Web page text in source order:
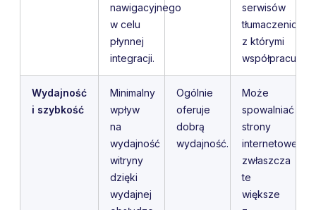
nawigacyjnego
w celu
płynnej
integracji.
serwisów
z którymi
współpracuje.
Wydajność
i szybkość
Minimalny
wpływ
na
wydajność
witryny
dzięki
wydajnej
Ogólnie
oferuje
dobrą
wydajność.
Może
spowalniać
strony
internetowe,
zwłaszcza
te
większe